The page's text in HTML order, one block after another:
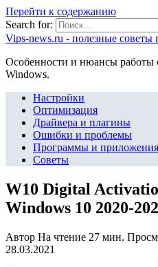
Перейти к содержанию
Search for:
Vips-news.ru - полезные советы
Особенности и нюансы работы
Windows.
Настройки
Оптимизация
Драйвера и плагины
Ошибки и проблемы
Программы и приложения
Советы
W10 Digital
Windows 10 2020-
Автор На чтение 27 мин.
28.03.2021